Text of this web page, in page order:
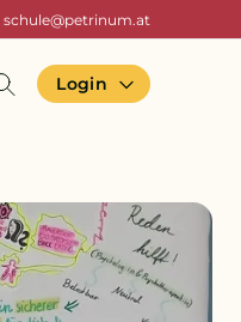
schule@petrinum.at
Login